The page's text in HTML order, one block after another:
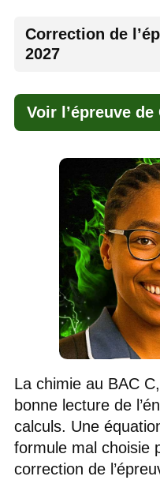
Correction de
2027
Voir l’épreuve
La chimie au BAC
bonne lecture de
calculs. Une
formule mal choisie
correction de